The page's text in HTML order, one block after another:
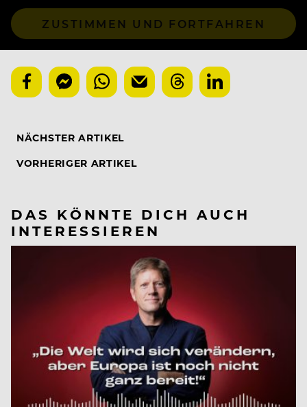
ZUSTIMMEN UND FORTFAHREN
NÄCHSTER ARTIKEL
VORHERIGER ARTIKEL
DAS KÖNNTE DICH AUCH
INTERESSIEREN